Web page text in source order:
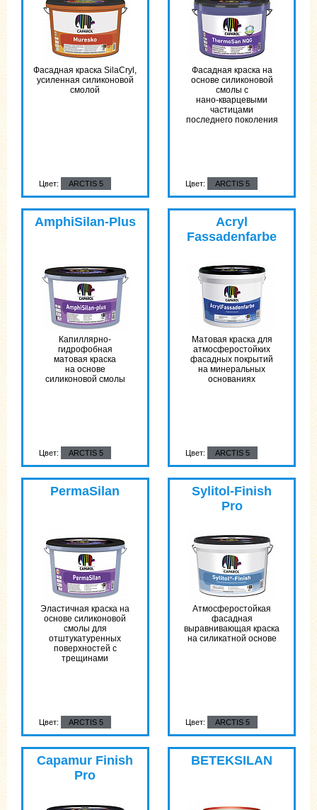
Фасадная краска SilaCryl,
усиленная силиконовой
смолой
Цвет: ARCTIS 5
Фасадная краска на
основе силиконовой
смолы с
нано-кварцевыми
частицами
последнего поколения
Цвет: ARCTIS 5
AmphiSilan-Plus
Капиллярно-
гидрофобная
матовая краска
на основе
силиконовой смолы
Цвет: ARCTIS 5
Acryl
Fassadenfarbe
Матовая краска для
атмосферостойких
фасадных покрытий
на минеральных
основаниях
Цвет: ARCTIS 5
PermaSilan
Эластичная краска на
основе силиконовой
смолы для
отштукатуренных
поверхностей с
трещинами
Цвет: ARCTIS 5
Sylitol-Finish
Pro
Атмосферостойкая
фасадная
выравнивающая краска
на силикатной основе
Цвет: ARCTIS 5
Capamur Finish
Pro
BETEKSILAN